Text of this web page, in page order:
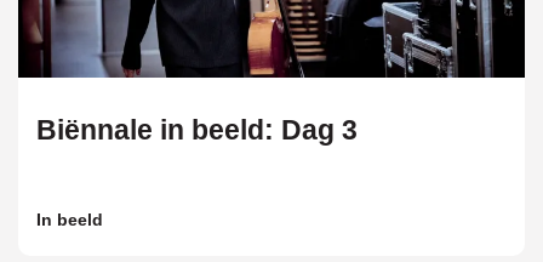
Biënnale in beeld: Dag 3
In beeld